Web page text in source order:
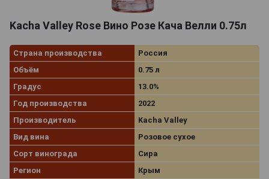
Kacha Valley Rose Вино Розе Кача Велли 0.75л
Страна производства
Россия
Объём
0.75 л
Градус
13.0%
Год производства
2022
Производитель
Kacha Valley
Вид вина
Розовое сухое
Сорт винограда
Сира
Регион
Крым